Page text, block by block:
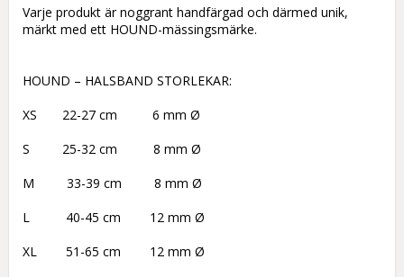
Varje produkt är noggrant handfärgad och därmed unik,
märkt med ett HOUND-mässingsmärke.
HOUND – HALSBAND STORLEKAR:
XS 	   22-27 cm	    6 mm Ø
S         25-32 cm          8 mm Ø
M         33-39 cm         8 mm Ø
L          40-45 cm        12 mm Ø
XL        51-65 cm        12 mm Ø